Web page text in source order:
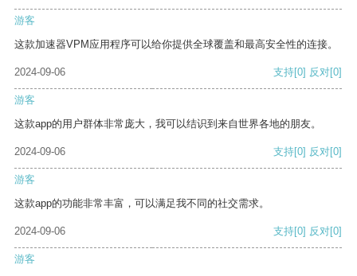
游客
这款加速器VPM应用程序可以给你提供全球覆盖和最高安全性的连接。
2024-09-06 支持[0] 反对[0]
游客
这款app的用户群体非常庞大，我可以结识到来自世界各地的朋友。
2024-09-06 支持[0] 反对[0]
游客
这款app的功能非常丰富，可以满足我不同的社交需求。
2024-09-06 支持[0] 反对[0]
游客